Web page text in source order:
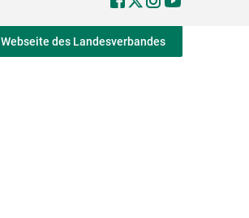
Webseite des Landesverbandes